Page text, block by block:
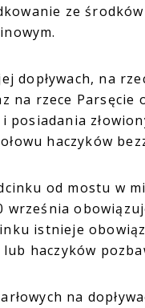
ze
dopływach, na
na rzece
posiadania
haczyków
od mostu w
września
istnieje
haczyków
na